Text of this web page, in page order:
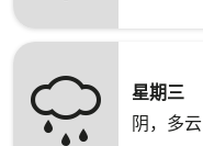
星期三
阴，多云